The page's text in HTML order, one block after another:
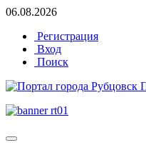
06.08.2026
Регистрация
Вход
Поиск